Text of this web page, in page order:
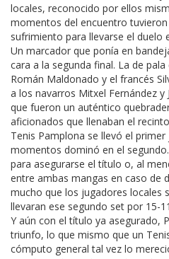
locales, reconocido por ellos
momentos del encuentro
sufrimiento para llevarse el duelo
Un marcador que ponía en
cara a la segunda final. La de
Román Maldonado y el francés
a los navarros Mitxel Fernández y
que fueron un auténtico
aficionados que llenaban el
Tenis Pamplona se llevó el
momentos dominó en el
para asegurarse el título o, al
entre ambas mangas en caso de
mucho que los jugadores locales
llevaran ese segundo set por 15-
Y aún con el título ya asegurado,
triunfo, lo que mismo que un
cómputo general tal vez lo